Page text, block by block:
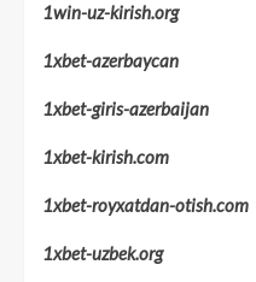
1win-uz-kirish.org
1xbet-azerbaycan
1xbet-giris-azerbaijan
1xbet-kirish.com
1xbet-royxatdan-otish.com
1xbet-uzbek.org